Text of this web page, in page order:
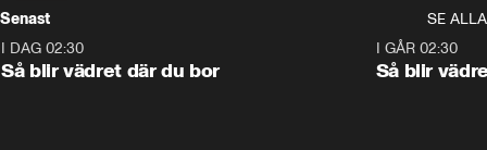
Senast
SE ALLA
I DAG 02:30
Så blir vädret där du bor
I GÅR 02:30
Så blir